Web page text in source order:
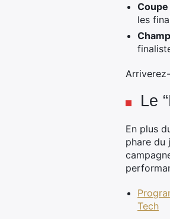
les
Le
En plus
phare du
Tech